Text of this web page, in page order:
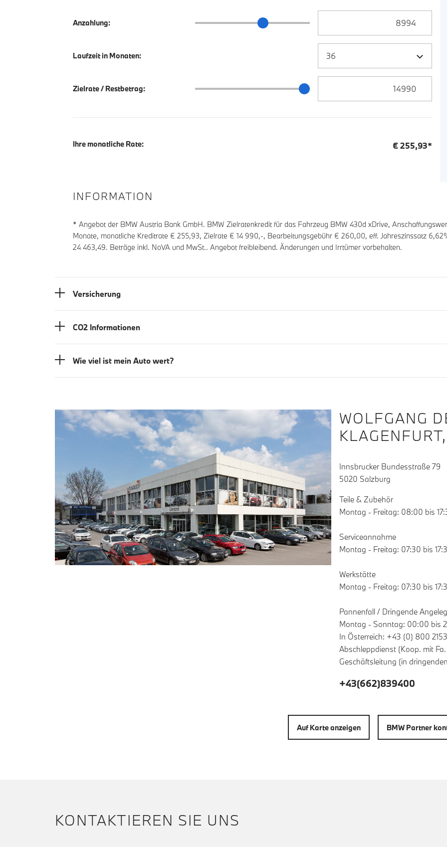
Anzahlung: Anzahlung Schieberegler
Laufzeit in Monaten:
Zielrate / Restbetrag: Zielrate / Restbetrag Schieberegler
Ihre monatliche Rate: €255,93*
INFORMATION
* Angebot der BMW Austria Bank GmbH. BMW Zielratenkredit für das Fahrzeug BMW 430d xDrive,
Monate, monatliche Kreditrate € 255,93, Zielrate € 14 990,-, Bearbeitungsgebühr € 260,00, eff. Jahreszinssatz 6,62
24 463,49. Beträge inkl. NoVA und MwSt.. Angebot freibleibend. Änderungen und Irrtümer vorbehalten.
Versicherung
CO2 Informationen
Wie viel ist mein Auto wert?
WOLFGANG
KLAGENFURT,
Innsbrucker Bundesstraße 79
5020 Salzburg
Teile & Zubehör
Montag - Freitag: 08:00 bis
Serviceannahme
Montag - Freitag: 07:30 bis
Werkstätte
Montag - Freitag: 07:30 bis
Pannenfall / Dringende
Montag - Sonntag: 00:00 bis
In Österreich: +43 (0) 800
Abschleppdienst (Koop. mit
Geschäftsleitung (in
+43(662)839400
Auf Karte anzeigen BMW Partner
KONTAKTIEREN SIE UNS